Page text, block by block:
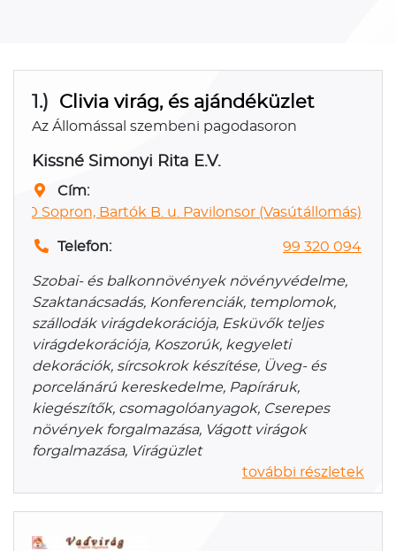
1.) Clivia virág, és ajándéküzlet
Az Állomással szembeni pagodasoron
Kissné Simonyi Rita E.V.
Cím:
9400 Sopron, Bartók B. u. Pavilonsor (Vasútállomás)
Telefon: 99 320 094
Szobai- és balkonnövények növényvédelme,
Szaktanácsadás, Konferenciák, templomok,
szállodák virágdekorációja, Esküvők teljes
virágdekorációja, Koszorúk, kegyeleti
dekorációk, sírcsokrok készítése, Üveg- és
porcelánárú kereskedelme, Papíráruk,
kiegészítők, csomagolóanyagok, Cserepes
növények forgalmazása, Vágott virágok
forgalmazása, Virágüzlet
további részletek